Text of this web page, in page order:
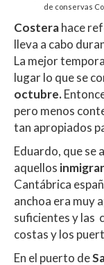
de conservas
Costerahace
lleva a cabo
La mejor
lugar lo que se
octubre.
pero menos
tan apropiados
Eduardo, que se
aquellos
Cantábrica
anchoa era muy
suficientes y las
costas y los
En el puerto de